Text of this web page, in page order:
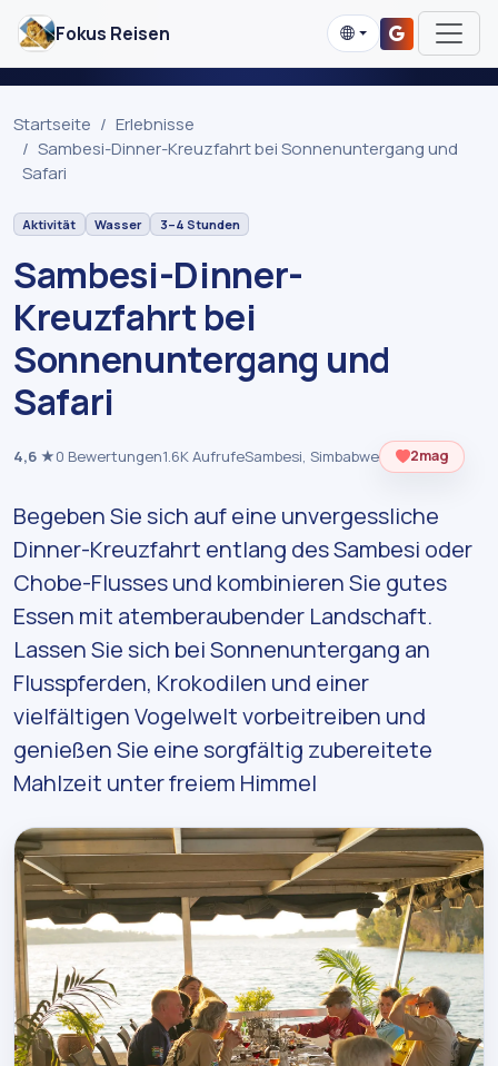
Fokus Reisen
Startseite
Erlebnisse
Sambesi-Dinner-Kreuzfahrt bei Sonnenuntergang und
Safari
Aktivität Wasser 3–4 Stunden
Sambesi-Dinner-
Kreuzfahrt bei
Sonnenuntergang und
Safari
4,6 ★0 Bewertungen1.6K AufrufeSambesi, Simbabwe 2mag
Begeben Sie sich auf eine unvergessliche
Dinner-Kreuzfahrt entlang des Sambesi oder
Chobe-Flusses und kombinieren Sie gutes
Essen mit atemberaubender Landschaft.
Lassen Sie sich bei Sonnenuntergang an
Flusspferden, Krokodilen und einer
vielfältigen Vogelwelt vorbeitreiben und
genießen Sie eine sorgfältig zubereitete
Mahlzeit unter freiem Himmel